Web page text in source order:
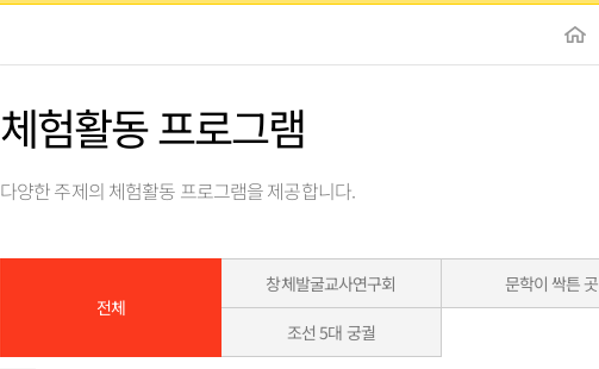
학교자율시간이란?
활동 주제 한눈에 보기
바로 쓰는 자료 모음
계기 교육 진로 교육 인성 교육
지속가능발전교육
통일 교육
체험활동 프로그램
카드 뉴스
동화 읽기 영어 웹툰 탐구생활
웹툰
샘 쉼터
티칭허브+ 자료 에듀테크 활동실 교과 동영상 자료
유용한 링크집
이벤트
체험활동 프로그램
다양한 주제의 체험활동 프로그램을 제공합니다.
전체
창체발굴교사연구회 문학이 싹튼 곳
조선 5대 궁궐